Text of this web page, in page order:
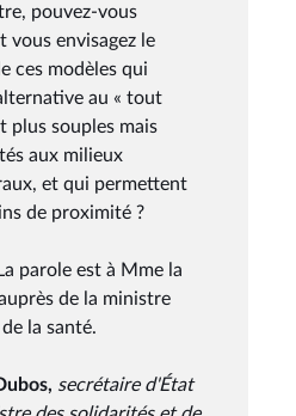
pouvez-vous
vous envisagez le
ces modèles qui
au « tout
plus souples mais
aux milieux
et qui permettent
de proximité ?
parole est à Mme la
de la ministre
la santé.
secrétaire d'État